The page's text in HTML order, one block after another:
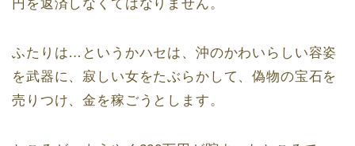
円を返済しなくてはなりません。
ふたりは…というかハセは、沖のかわいらしい容姿
を武器に、寂しい女をたぶらかして、偽物の宝石を
売りつけ、金を稼ごうとします。